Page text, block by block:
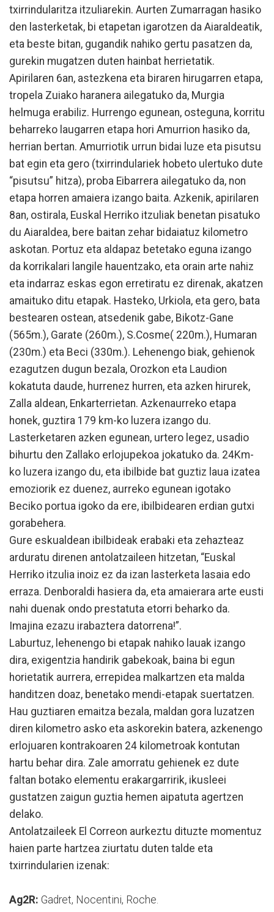
txirrindularitza itzuliarekin. Aurten Zumarragan hasiko
den lasterketak, bi etapetan igarotzen da Aiaraldeatik,
eta beste bitan, gugandik nahiko gertu pasatzen da,
gurekin mugatzen duten hainbat herrietatik.
Apirilaren 6an, astezkena eta biraren hirugarren etapa,
tropela Zuiako haranera ailegatuko da, Murgia
helmuga erabiliz. Hurrengo egunean, osteguna, korritu
beharreko laugarren etapa hori Amurrion hasiko da,
herrian bertan. Amurriotik urrun bidai luze eta pisutsu
bat egin eta gero (txirrindulariek hobeto ulertuko dute
“pisutsu” hitza), proba Eibarrera ailegatuko da, non
etapa horren amaiera izango baita. Azkenik, apirilaren
8an, ostirala, Euskal Herriko itzuliak benetan pisatuko
du Aiaraldea, bere baitan zehar bidaiatuz kilometro
askotan. Portuz eta aldapaz betetako eguna izango
da korrikalari langile hauentzako, eta orain arte nahiz
eta indarraz eskas egon erretiratu ez direnak, akatzen
amaituko ditu etapak. Hasteko, Urkiola, eta gero, bata
bestearen ostean, atsedenik gabe, Bikotz-Gane
(565m.), Garate (260m.), S.Cosme( 220m.), Humaran
(230m.) eta Beci (330m.). Lehenengo biak, gehienok
ezagutzen dugun bezala, Orozkon eta Laudion
kokatuta daude, hurrenez hurren, eta azken hirurek,
Zalla aldean, Enkarterrietan. Azkenaurreko etapa
honek, guztira 179 km-ko luzera izango du.
Lasterketaren azken egunean, urtero legez, usadio
bihurtu den Zallako erlojupekoa jokatuko da. 24Km-
ko luzera izango du, eta ibilbide bat guztiz laua izatea
emoziorik ez duenez, aurreko egunean igotako
Beciko portua igoko da ere, ibilbidearen erdian gutxi
gorabehera.
Gure eskualdean ibilbideak erabaki eta zehazteaz
arduratu direnen antolatzaileen hitzetan, “Euskal
Herriko itzulia inoiz ez da izan lasterketa lasaia edo
erraza. Denboraldi hasiera da, eta amaierara arte eusti
nahi duenak ondo prestatuta etorri beharko da.
Imajina ezazu irabaztera datorrena!”.
Laburtuz, lehenengo bi etapak nahiko lauak izango
dira, exigentzia handirik gabekoak, baina bi egun
horietatik aurrera, errepidea malkartzen eta malda
handitzen doaz, benetako mendi-etapak suertatzen.
Hau guztiaren emaitza bezala, maldan gora luzatzen
diren kilometro asko eta askorekin batera, azkenengo
erlojuaren kontrakoaren 24 kilometroak kontutan
hartu behar dira. Zale amorratu gehienek ez dute
faltan botako elementu erakargarririk, ikusleei
gustatzen zaigun guztia hemen aipatuta agertzen
delako.
Antolatzaileek El Correon aurkeztu dituzte momentuz
haien parte hartzea ziurtatu duten talde eta
txirrindularien izenak:
Ag2R: Gadret, Nocentini, Roche.